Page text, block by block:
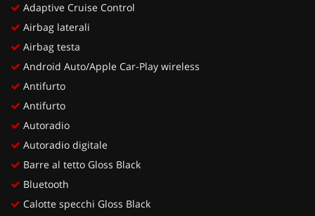
Adaptive Cruise Control
Airbag laterali
Airbag testa
Android Auto/Apple Car-Play wireless
Antifurto
Antifurto
Autoradio
Autoradio digitale
Barre al tetto Gloss Black
Bluetooth
Calotte specchi Gloss Black